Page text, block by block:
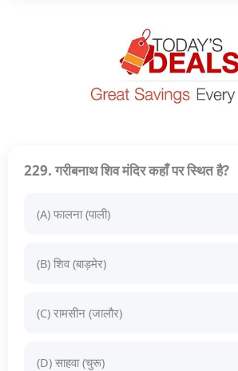
229. गरीबनाथ शिव मंदिर कहाँ पर स्थित है?
(A) फालना (पाली)
(B) शिव (बाड़मेर)
(C) रामसीन (जालौर)
(D) साहवा (चुरू)